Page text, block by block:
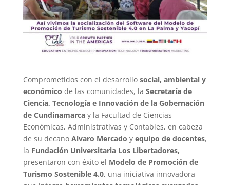
Comprometidos con el desarrollo social, ambiental y
económico de las comunidades, la Secretaría de
Ciencia, Tecnología e Innovación de la Gobernación
de Cundinamarcay la Facultad de Ciencias
Económicas, Administrativas y Contables, en cabeza
de su decano Alvaro Mercado y equipo de docentes,
la Fundación Universitaria Los Libertadores,
presentaron con éxito el Modelo de Promoción de
Turismo Sostenible 4.0, una iniciativa innovadora